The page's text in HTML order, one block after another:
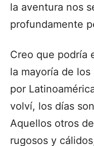
la aventura nos
profundamente
Creo que podría
la mayoría de
por
volví, los días
Aquellos otros
rugosos y